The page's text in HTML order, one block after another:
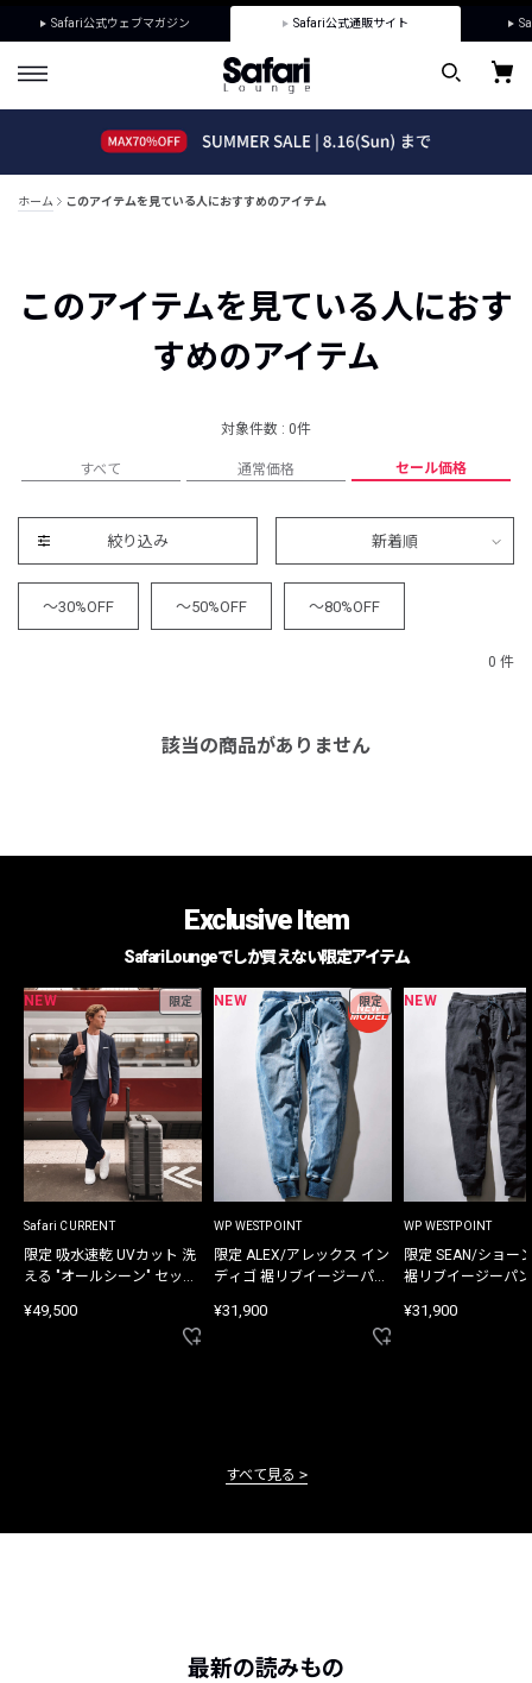
Safari公式ウェブマガジン Safari公式通販サイト
ホーム このアイテムを見ている人におすすめのアイテム
このアイテムを見ている人におす
すめのアイテム
対象件数 : 0件
すべて 通常価格 セール価格
絞り込み 新着順
～30%OFF ～50%OFF ～80%OFF
0 件
該当の商品がありません
Exclusive Item
Safari Loungeでしか買えない限定アイテム
NEW 限定
Safari CURRENT
限定 吸水速乾 UVカット 洗
える "オールシーン" セット
¥49,500
NEW 限定
WP WESTPOINT
限定 ALEX/アレックス イン
ディゴ 裾リブイージーパン
¥31,900
NEW
WP WESTPOINT
限定 SEAN/ショー
裾リブイージーパ
¥31,900
すべて見る
最新の読みもの